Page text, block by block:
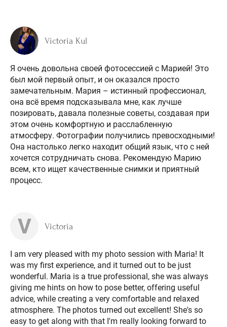
Victoria Kul
Я очень довольна своей фотосессией с Марией! Это
был мой первый опыт, и он оказался просто
замечательным. Мария – истинный профессионал,
она всё время подсказывала мне, как лучше
позировать, давала полезные советы, создавая при
этом очень комфортную и расслабленную
атмосферу. Фотографии получились превосходными!
Она настолько легко находит общий язык, что с ней
хочется сотрудничать снова. Рекомендую Марию
всем, кто ищет качественные снимки и приятный
процесс.
V Victoria
I am very pleased with my photo session with Maria! It
was my first experience, and it turned out to be just
wonderful. Maria is a true professional, she was always
giving me hints on how to pose better, offering useful
advice, while creating a very comfortable and relaxed
atmosphere. The photos turned out excellent! She's so
easy to get along with that I'm really looking forward to